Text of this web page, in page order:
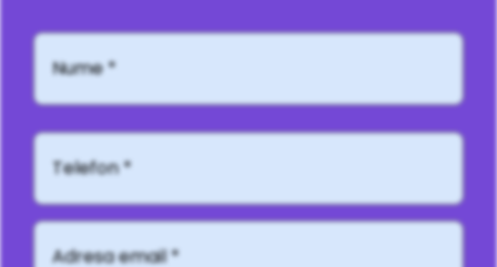
Nume
Telefon*
Adresă
email